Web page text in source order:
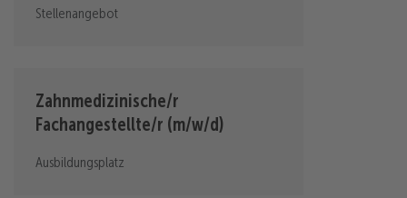
Stellenangebot
Zahnmedizinische/r
Fachangestellte/r (m/w/d)
Ausbildungsplatz